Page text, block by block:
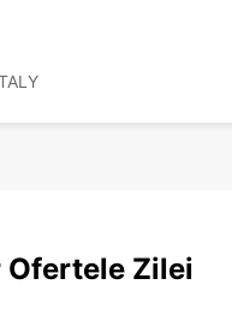
Ofertele Zilei